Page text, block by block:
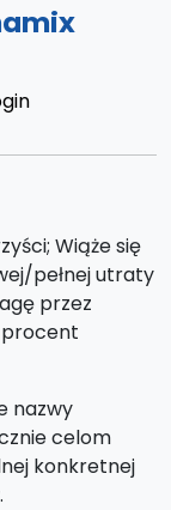
Wiąże się
pełnej utraty
przez
procent
nazwy
celom
konkretnej